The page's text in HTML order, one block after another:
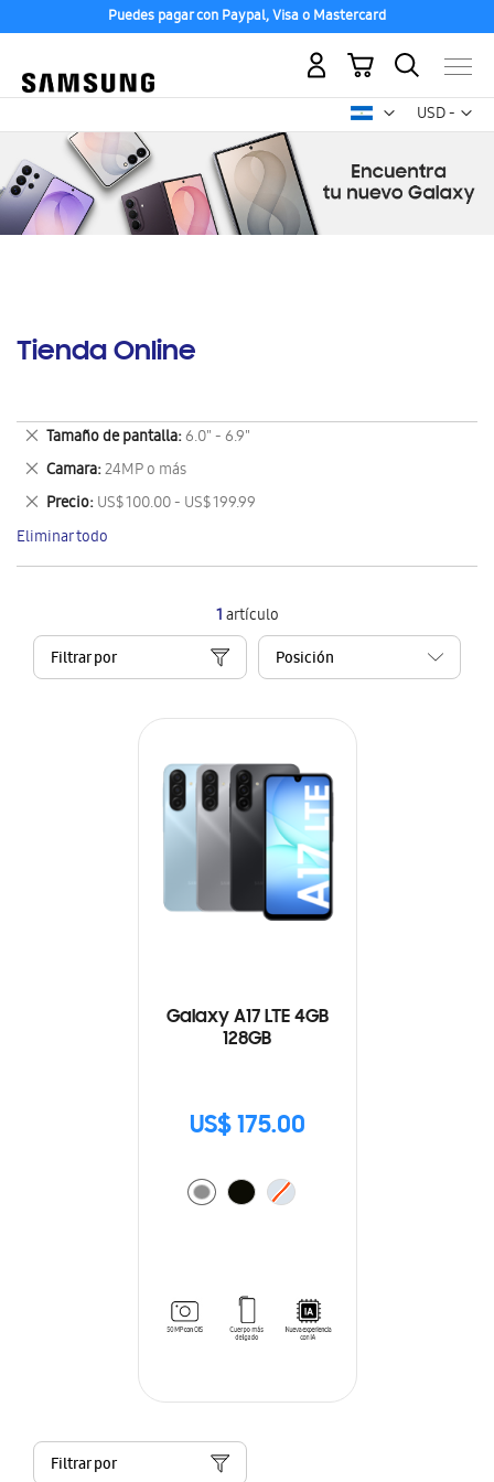
Puedes pagar con Paypal, Visa o Mastercard
USD -
dólar
Mi carrito
Tienda Online
1artículo
Filtrar por
Galaxy A17 LTE 4GB
128GB
US$ 175.00
Filtrar por
Tamaño de pantalla 6.0" - 6.9"
Eliminar
este
artículo
Camara 24MP o más
Eliminar
este
artículo
Precio US$ 100.00 - US$ 199.99
Eliminar
este
artículo
Eliminar todo